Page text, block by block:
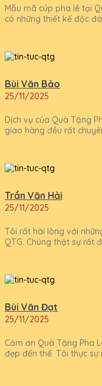
Mẫu mã cúp pha lê tại
có những thiết kế độc
Bùi Văn Bảo
25/11/2025
Dịch vụ của Quà Tặng
giao hàng đều rất
Trần Văn Hải
25/11/2025
Tôi rất hài lòng với
QTG. Chúng thật sự rất
Bùi Văn Đạt
25/11/2025
Cảm ơn Quà Tặng Pha
đẹp đến thế. Tôi thực sự